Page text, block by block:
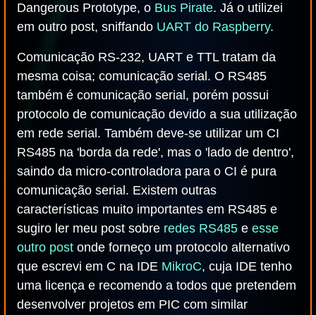
Dangerous Prototype, o Bus Pirate. Já o utilizei
em outro post, sniffando UART do Raspberry.
Comunicação RS-232, UART e TTL tratam da
mesma coisa; comunicação serial. O RS485
também é comunicação serial, porém possui
protocolo de comunicação devido a sua utilização
em rede serial. Também deve-se utilizar um CI
RS485 na 'borda da rede', mas o 'lado de dentro',
saindo da micro-controladora para o CI é pura
comunicação serial. Existem outras
características muito importantes em RS485 e
sugiro ler meu post sobre redes RS485 e esse
outro post onde forneço um protocolo alternativo
que escrevi em C na IDE MikroC, cuja IDE tenho
uma licença e recomendo a todos que pretendem
desenvolver projetos em PIC com similar